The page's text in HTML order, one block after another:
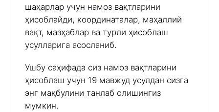
шаҳарлар учун намоз вақтларини
ҳисоблайди, координаталар, маҳаллий
вақт, мазҳаблар ва турли ҳисоблаш
усулларига асосланиб.
Ушбу саҳифада сиз намоз вақтларини
ҳисоблаш учун 19 мавжуд усулдан сизга
энг мақбулини танлаб олишингиз
мумкин.